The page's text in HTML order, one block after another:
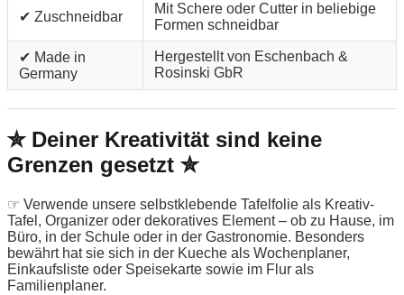
✔ Zuschneidbar
Mit Schere oder Cutter in beliebige
Formen schneidbar
✔ Made in
Germany
Hergestellt von Eschenbach &
Rosinski GbR
✮ Deiner Kreativität sind keine
Grenzen gesetzt ✮
☞ Verwende unsere selbstklebende Tafelfolie als Kreativ-
Tafel, Organizer oder dekoratives Element – ob zu Hause, im
Büro, in der Schule oder in der Gastronomie. Besonders
bewährt hat sie sich in der Kueche als Wochenplaner,
Einkaufsliste oder Speisekarte sowie im Flur als
Familienplaner.